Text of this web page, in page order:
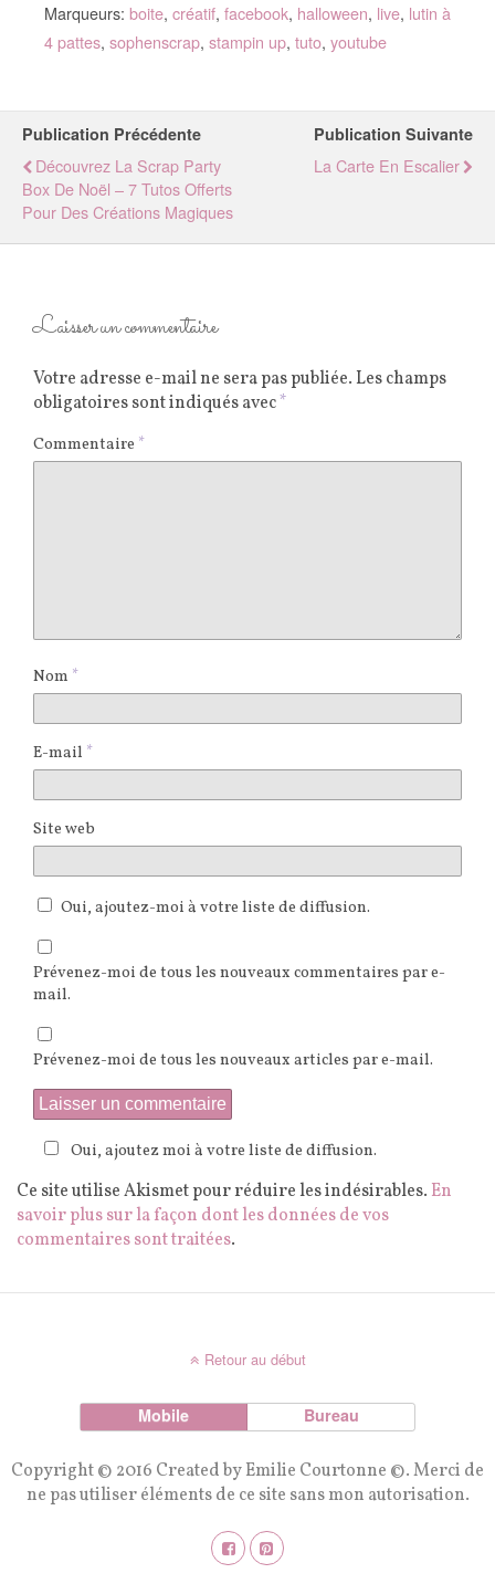
Marqueurs: boite, créatif, facebook, halloween, live, lutin à
4 pattes, sophenscrap, stampin up, tuto, youtube
Publication Précédente
Découvrez La Scrap Party
Box De Noël – 7 Tutos Offerts
Pour Des Créations Magiques
Publication Suivante
La Carte En Escalier
Laisser un commentaire
Votre adresse e-mail ne sera pas publiée.Les champs
obligatoires sont indiqués avec*
Commentaire *
Nom *
E-mail *
Site web
Oui, ajoutez-moi à votre liste de diffusion.
Prévenez-moi de tous les nouveaux commentaires par e-
mail.
Prévenez-moi de tous les nouveaux articles par e-mail.
Oui, ajoutez moi à votre liste de diffusion.
Ce site utilise Akismet pour réduire les indésirables. En
savoir plus sur la façon dont les données de vos
commentaires sont traitées.
Retour au début
Mobile Bureau
Copyright © 2016 Created by Emilie Courtonne ©. Merci de
ne pas utiliser éléments de ce site sans mon autorisation.